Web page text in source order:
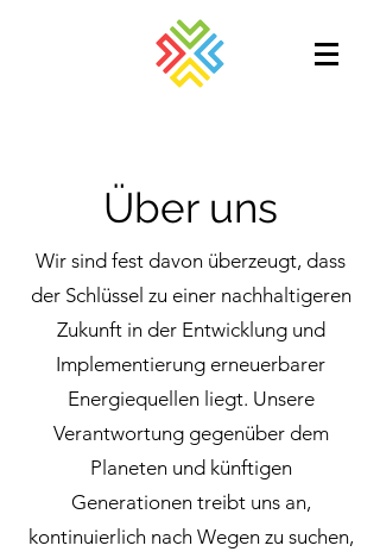
Über uns
Wir sind fest davon überzeugt, dass
der Schlüssel zu einer nachhaltigeren
Zukunft in der Entwicklung und
Implementierung erneuerbarer
Energiequellen liegt. Unsere
Verantwortung gegenüber dem
Planeten und künftigen
Generationen treibt uns an,
kontinuierlich nach Wegen zu suchen,